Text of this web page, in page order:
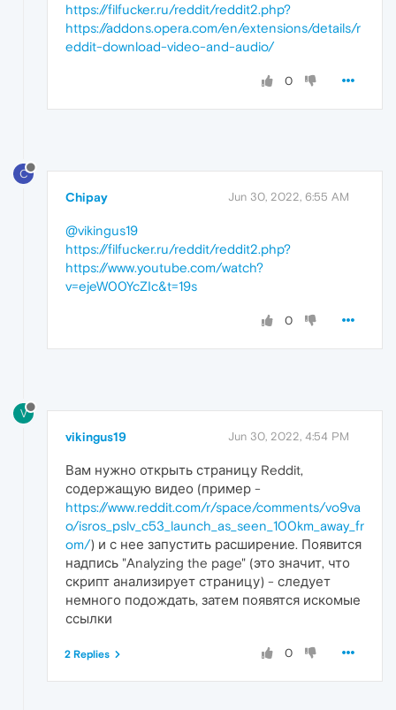
https://filfucker.ru/reddit/reddit2.php?
https://addons.opera.com/en/extensions/details/r
eddit-download-video-and-audio/
0
C
Chipay Jun 30, 2022, 6:55 AM
@vikingus19
https://filfucker.ru/reddit/reddit2.php?
https://www.youtube.com/watch?
v=ejeW00YcZIc&t=19s
0
V
vikingus19 Jun 30, 2022, 4:54 PM
Вам нужно открыть страницу Reddit,
содержащую видео (пример -
https://www.reddit.com/r/space/comments/vo9va
o/isros_pslv_c53_launch_as_seen_100km_away_fr
om/) и с нее запустить расширение. Появится
надпись "Analyzing the page" (это значит, что
скрипт анализирует страницу) - следует
немного подождать, затем появятся искомые
ссылки
0
2 Replies